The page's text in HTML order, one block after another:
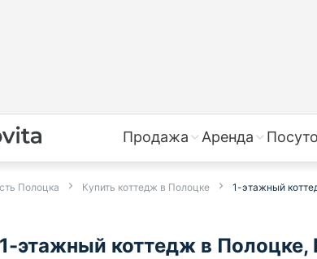
Продажа Аренда
Полоцка Купить коттедж в Полоцке 1-этажный
этажный коттедж в Полоцке,